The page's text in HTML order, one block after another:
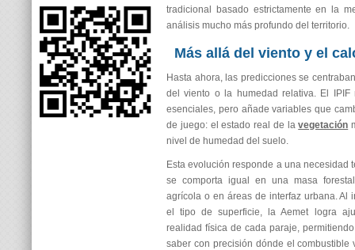
tradicional basado estrictamente en la
análisis mucho más profundo del territorio.
Más allá del viento y el
Hasta ahora, las predicciones se
del viento o la humedad relativa. El IPIF
esenciales, pero añade variables que
de juego: el estado real de lavegetación
nivel de humedad del suelo.
Esta evolución responde a una necesidad
se comporta igual en una masa
agrícola o en áreas de interfaz urbana. Al
el tipo de superficie, la Aemet logra
realidad física de cada paraje,
saber con precisión dónde el combustible